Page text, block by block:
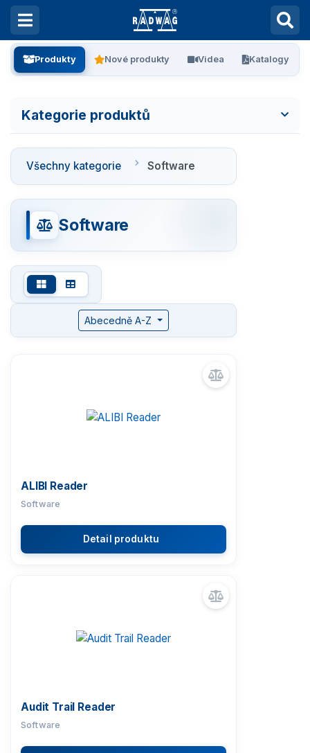
Produkty Nové produkty Videa Katalogy
Kategorie produktů
Všechny kategorie
Laboratorní váhy
Vážení filtrů
Vážení stentů
Kalibrace pipet
Komparátory hmotnosti
Nemocniční váhy
Kontrolní váhy HBZ (e)
Všechny kategorie Software
Software
Abecedně A-Z
ALIBI Reader
Software
Detail produktu
Audit Trail Reader
Software